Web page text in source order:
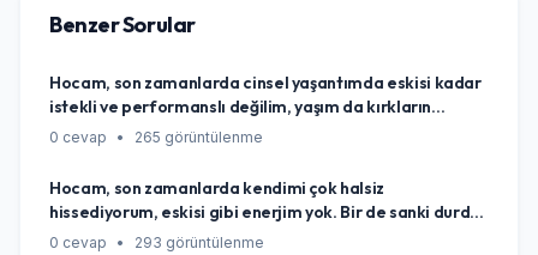
Benzer Sorular
Hocam, son zamanlarda cinsel yaşantımda eskisi kadar
istekli ve performanslı değilim, yaşım da kırkların
sonuna yaklaştı. Bu durum tamamen yaşa, iş hayatının
değişim mi, yoksa göz ardı etmemem gereken bir sağlık
sinyali mi olabilir diye kafamı kurcalıyor?
0 cevap • 265 görüntülenme
Hocam, son zamanlarda kendimi çok halsiz
hissediyorum, eskisi gibi enerjim yok. Bir de sanki durduk
yere kilo alıyorum, canım hiçbir şey yapmak istemiyor,
0 cevap • 293 görüntülenme